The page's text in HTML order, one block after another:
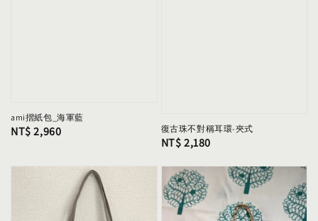
ami摺紙包_海軍藍
Regular
NT$ 2,960 復古珠不對稱耳環-夾式
Regular
NT$ 2,180